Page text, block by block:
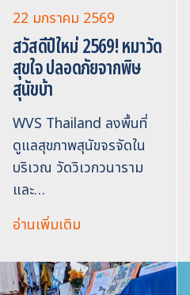
22 มกราคม 2569
สวัสดีปีใหม่ 2569! หมาวัด
สุขใจ ปลอดภัยจากพิษ
สุนัขบ้า
WVS Thailand ลงพื้นที่
ดูแลสุขภาพสุนัขจรจัดใน
บริเวณ วัดวิเวกวนาราม
และ…
อ่านเพิ่มเติม